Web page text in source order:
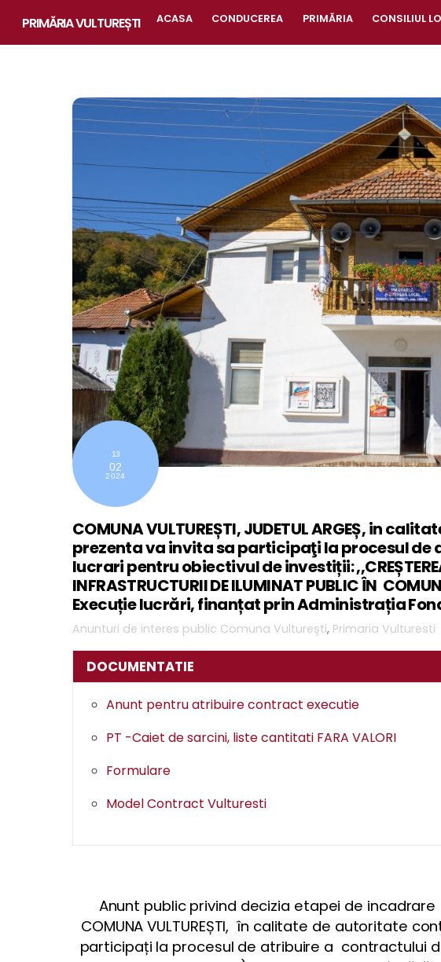
content
PRIMĂRIA VULTUREȘTI ACASA CONDUCEREA PRIMĂRIA CONSILIUL
13
02
2024
COMUNA VULTUREȘTI, JUDETUL ARGEȘ, in
prezenta va invita sa participaţi la procesul
lucrari pentru obiectivul de investiții: ,,CREȘTEREA
INFRASTRUCTURII DE ILUMINAT PUBLIC ÎN
Execuție lucrări, finanțat prin Administrația
Anunturi de interes public Comuna Vultureşti, Primaria Vulturesti
DOCUMENTATIE
Anunt pentru atribuire contract executie
PT -Caiet de sarcini, liste cantitati FARA VALORI
Formulare
Model Contract Vulturesti
Anunt public privind decizia etapei de incadrare
COMUNA VULTUREȘTI, în calitate de autoritate
participați la procesul de atribuire a contractului